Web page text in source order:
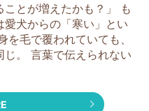
ことが増えたかも？」 も
愛犬からの「寒い」とい
を毛で覆われていても、
。 言葉で伝えられない